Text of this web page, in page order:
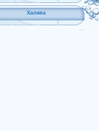
Халява